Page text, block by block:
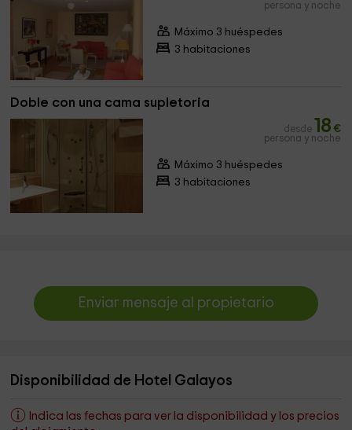
persona y noche
Máximo 3 huéspedes
3 habitaciones
Doble con una cama supletoria
desde 18 €
persona y noche
Máximo 3 huéspedes
3 habitaciones
Enviar mensaje al propietario
Disponibilidad de Hotel Galayos
Indica las fechas para ver la disponibilidad y los precios